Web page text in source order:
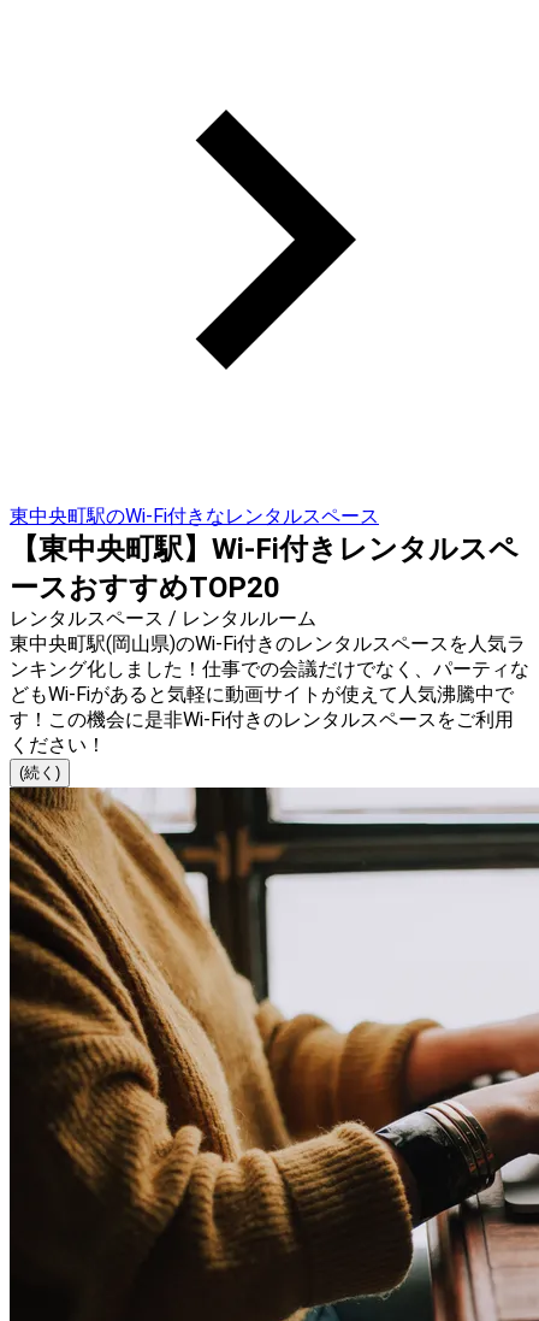
東中央町駅のWi-Fi付きなレンタルスペース
【東中央町駅】Wi-Fi付きレンタルスペ
ースおすすめTOP20
レンタルスペース / レンタルルーム
東中央町駅(岡山県)のWi-Fi付きのレンタルスペースを人気ラ
ンキング化しました！仕事での会議だけでなく、パーティな
どもWi-Fiがあると気軽に動画サイトが使えて人気沸騰中で
す！この機会に是非Wi-Fi付きのレンタルスペースをご利用
ください！
(続く)